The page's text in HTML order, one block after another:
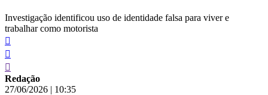
Investigação identificou uso de identidade falsa para viver e
trabalhar como motorista
Redação
27/06/2026 | 10:35